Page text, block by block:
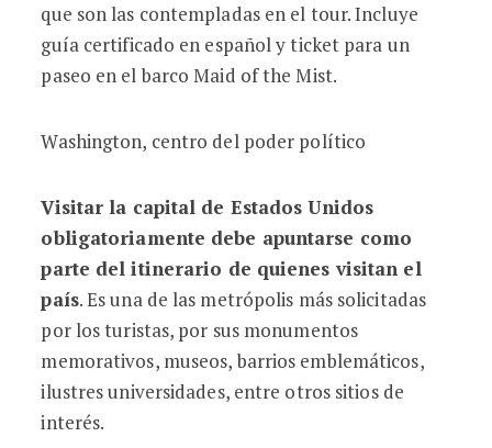
que son las contempladas en el tour. Incluye
guía certificado en español y ticket para un
paseo en el barco Maid of the Mist.
Washington, centro del poder político
Visitar la capital de Estados Unidos
obligatoriamente debe apuntarse como
parte del itinerario de quienes visitan el
país. Es una de las metrópolis más solicitadas
por los turistas, por sus monumentos
memorativos, museos, barrios emblemáticos,
ilustres universidades, entre otros sitios de
interés.